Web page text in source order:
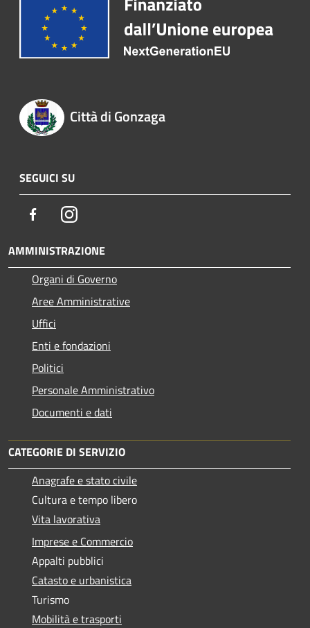
Città di Gonzaga
SEGUICI SU
FacebookInstagram
AMMINISTRAZIONE
Organi di Governo
Aree Amministrative
Uffici
Enti e fondazioni
Politici
Personale Amministrativo
Documenti e dati
CATEGORIE DI SERVIZIO
Anagrafe e stato civile
Cultura e tempo libero
Vita lavorativa
Imprese e Commercio
Appalti pubblici
Catasto e urbanistica
Turismo
Mobilità e trasporti